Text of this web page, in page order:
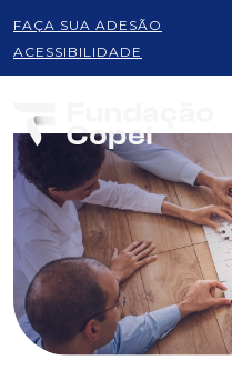
FAÇA SUA ADESÃO
ACESSIBILIDADE